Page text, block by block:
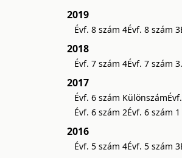
2019
Évf. 8 szám 4Évf. 8 szám 3
2018
Évf. 7 szám 4Évf. 7 szám 3.
2017
Évf. 6 szám Különszám
Évf. 6 szám 2Évf. 6 szám 1
2016
Évf. 5 szám 4Évf. 5 szám 3